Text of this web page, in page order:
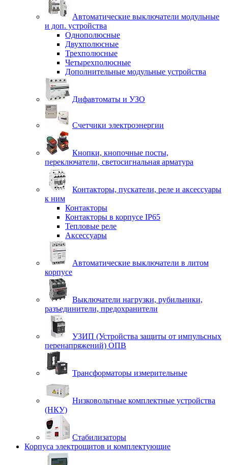
Автоматические выключатели модульные
и доп. устройства
Однополюсные
Двухполюсные
Трехполюсные
Четырехполюсные
Дополнительные модульные устройства
Дифавтоматы и УЗО
Счетчики электроэнергии
Кнопки, кнопочные посты,
переключатели, светосигнальная арматура
Контакторы, пускатели, реле и аксессуары
к ним
Контакторы
Контакторы в корпусе IP65
Тепловые реле
Аксессуары
Автоматические выключатели в литом
корпусе
Выключатели нагрузки, рубильники,
разъединители, предохранители
УЗИП (Устройства защиты от импульсных
перенапряжений) ОПВ
Трансформаторы измерительные
Низковольтные комплектные устройства
(НКУ)
Стабилизаторы
Корпуса электрощитов и комплектующие